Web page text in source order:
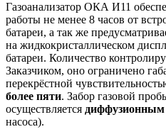
Газоанализатор ОКА И11
работы не менее 8 часов от
батареи, а так же
на жидкокристаллическом
батареи. Количество
Заказчиком, оно ограничено
перекрёстной
более пяти. Забор газовой
осуществляется диффузионным
насоса).